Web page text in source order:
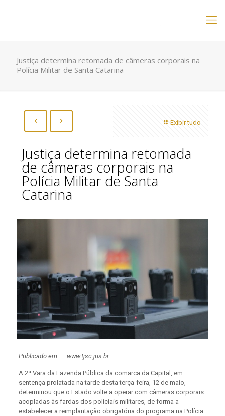
Justiça determina retomada de câmeras corporais na
Polícia Militar de Santa Catarina
Exibir tudo
Justiça determina retomada
de câmeras corporais na
Polícia Militar de Santa
Catarina
Publicado em: — www.tjsc.jus.br
A 2ª Vara da Fazenda Pública da comarca da Capital, em
sentença prolatada na tarde desta terça-feira, 12 de maio,
determinou que o Estado volte a operar com câmeras corporais
acopladas às fardas dos policiais militares, de forma a
estabelecer a reimplantação obrigatória do programa na Polícia